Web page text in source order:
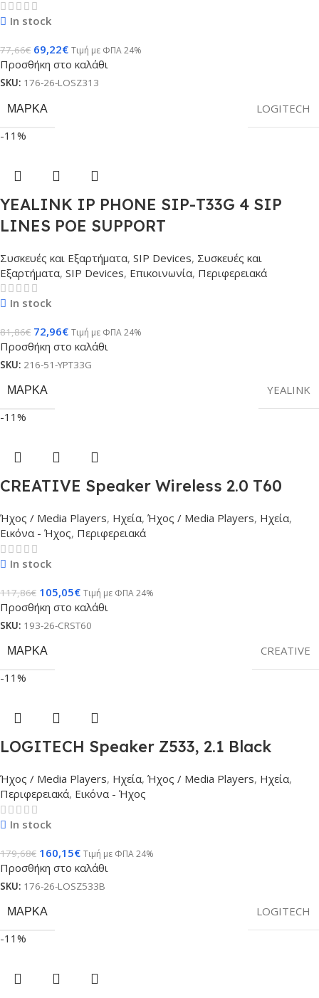
In stock
77,66€ 69,22€ Τιμή με ΦΠΑ 24%
Προσθήκη στο καλάθι
SKU: 176-26-LOSZ313
ΜΆΡΚΑ
LOGITECH
-11%
YEALINK IP PHONE SIP-T33G 4 SIP
LINES POE SUPPORT
Συσκευές και Εξαρτήματα, SIP Devices, Συσκευές και
Εξαρτήματα, SIP Devices, Επικοινωνία, Περιφερειακά
In stock
81,86€ 72,96€ Τιμή με ΦΠΑ 24%
Προσθήκη στο καλάθι
SKU: 216-51-YPT33G
ΜΆΡΚΑ
YEALINK
-11%
CREATIVE Speaker Wireless 2.0 T60
Ήχος / Media Players, Ηχεία, Ήχος / Media Players, Ηχεία,
Εικόνα - Ήχος, Περιφερειακά
In stock
117,86€ 105,05€ Τιμή με ΦΠΑ 24%
Προσθήκη στο καλάθι
SKU: 193-26-CRST60
ΜΆΡΚΑ
CREATIVE
-11%
LOGITECH Speaker Z533, 2.1 Black
Ήχος / Media Players, Ηχεία, Ήχος / Media Players, Ηχεία,
Περιφερειακά, Εικόνα - Ήχος
In stock
179,68€ 160,15€ Τιμή με ΦΠΑ 24%
Προσθήκη στο καλάθι
SKU: 176-26-LOSZ533B
ΜΆΡΚΑ
LOGITECH
-11%